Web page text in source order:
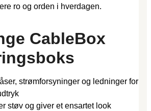
ro og orden i hverdagen.
CableBox
strømforsyninger og ledninger for
støv og giver et ensartet look